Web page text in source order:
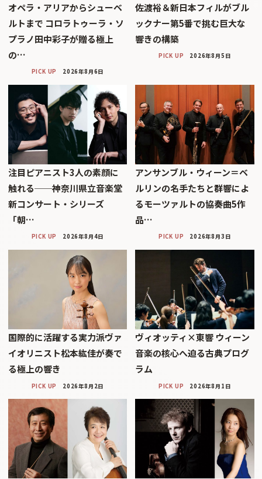
オペラ・アリアからシューベ
ルトまで コロラトゥーラ・ソ
プラノ田中彩子が贈る極上
の…
PICK UP 2026年8月6日
佐渡裕＆新日本フィルがブル
ックナー第5番で挑む巨大な
響きの構築
PICK UP 2026年8月5日
注目ピアニスト3人の素顔に
触れる──神奈川県立音楽堂
新コンサート・シリーズ
「朝…
PICK UP 2026年8月4日
アンサンブル・ウィーン＝ベ
ルリンの名手たちと群響によ
るモーツァルトの協奏曲5作
品…
PICK UP 2026年8月3日
国際的に活躍する実力派ヴァ
イオリニスト松本紘佳が奏で
る極上の響き
PICK UP 2026年8月2日
ヴィオッティ×東響 ウィーン
音楽の核心へ迫る古典プログ
ラム
PICK UP 2026年8月1日